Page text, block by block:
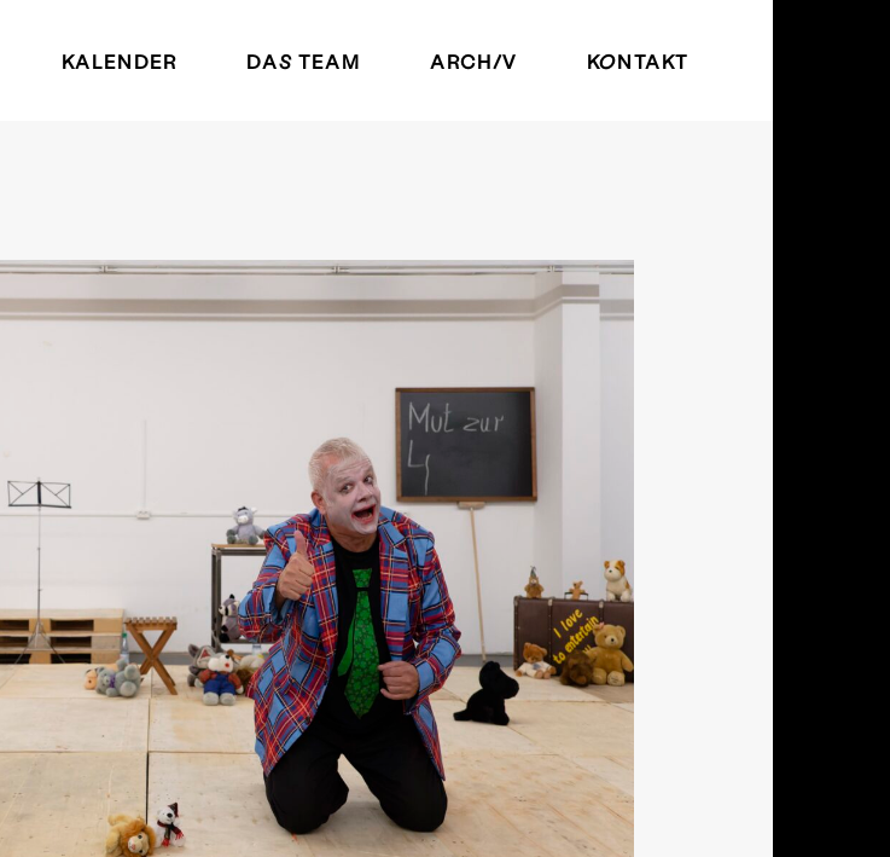
KALENDER DAS TEAM ARCHIV KONTAKT